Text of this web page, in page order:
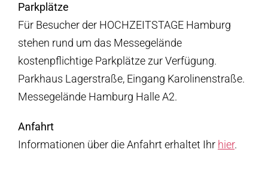
Parkplätze
Für Besucher der HOCHZEITSTAGE Hamburg
stehen rund um das Messegelände
kostenpflichtige Parkplätze zur Verfügung.
Parkhaus Lagerstraße, Eingang Karolinenstraße.
Messegelände Hamburg Halle A2.
Anfahrt
Informationen über die Anfahrt erhaltet Ihr hier.